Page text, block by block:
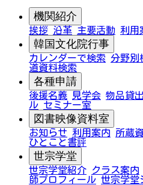
機関紹介
挨拶 沿革 主要活動 利用
韓国文化院行事
カレンダーで検索 分野別
道資料検索
各種申請
後援名義 見学会 物品貸出
ル セミナー室
図書映像資料室
お知らせ 利用案内 所蔵
ひとこと書評
世宗学堂
世宗学堂紹介 クラス案内
師プロフィール 世宗学堂